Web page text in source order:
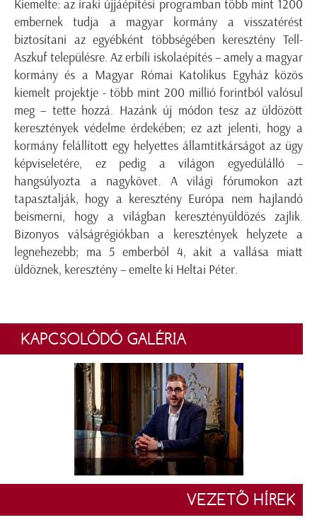
Kiemelte: az iraki újjáépítési programban több mint 1200
embernek tudja a magyar kormány a visszatérést
biztosítani az egyébként többségében keresztény Tell-
Aszkuf településre. Az erbíli iskolaépítés – amely a magyar
kormány és a Magyar Római Katolikus Egyház közös
kiemelt projektje - több mint 200 millió forintból valósul
meg – tette hozzá. Hazánk új módon tesz az üldözött
keresztények védelme érdekében; ez azt jelenti, hogy a
kormány felállított egy helyettes államtitkárságot az ügy
képviseletére, ez pedig a világon egyedülálló –
hangsúlyozta a nagykövet. A világi fórumokon azt
tapasztalják, hogy a keresztény Európa nem hajlandó
beismerni, hogy a világban keresztényüldözés zajlik.
Bizonyos válságrégiókban a keresztények helyzete a
legnehezebb; ma 5 emberből 4, akit a vallása miatt
üldöznek, keresztény – emelte ki Heltai Péter.
KAPCSOLÓDÓ GALÉRIA
VEZETŐ HÍREK